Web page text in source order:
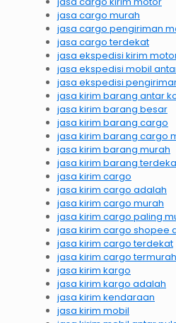
jasa cargo murah
jasa cargo pengiriman
jasa cargo terdekat
jasa ekspedisi kirim
jasa ekspedisi mobil
jasa ekspedisi
jasa kirim barang antar
jasa kirim barang besar
jasa kirim barang cargo
jasa kirim barang cargo
jasa kirim barang murah
jasa kirim barang
jasa kirim cargo
jasa kirim cargo adalah
jasa kirim cargo murah
jasa kirim cargo paling
jasa kirim cargo shopee
jasa kirim cargo terdekat
jasa kirim cargo termurah
jasa kirim kargo
jasa kirim kargo adalah
jasa kirim kendaraan
jasa kirim mobil